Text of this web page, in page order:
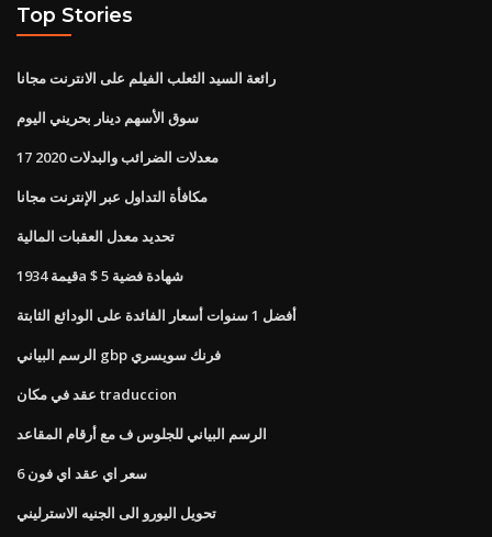
Top Stories
رائعة السيد الثعلب الفيلم على الانترنت مجانا
سوق الأسهم دينار بحريني اليوم
معدلات الضرائب والبدلات 2020 17
مكافأة التداول عبر الإنترنت مجانا
تحديد معدل العقبات المالية
قيمة 1934a $ 5 شهادة فضية
أفضل 1 سنوات أسعار الفائدة على الودائع الثابتة
الرسم البياني gbp فرنك سويسري
عقد في مكان traduccion
الرسم البياني للجلوس ف مع أرقام المقاعد
سعر اي عقد اي فون 6
تحويل اليورو الى الجنيه الاسترليني